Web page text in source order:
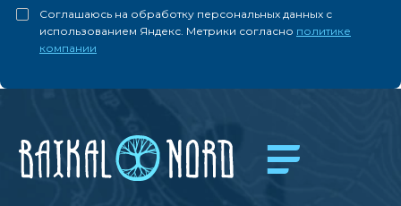
Соглашаюсь на обработку персональных данных с
использованием Яндекс. Метрики согласно политике
компании